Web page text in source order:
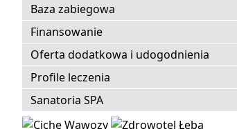
Baza zabiegowa
Finansowanie
Oferta dodatkowa i udogodnienia
Profile leczenia
Sanatoria SPA